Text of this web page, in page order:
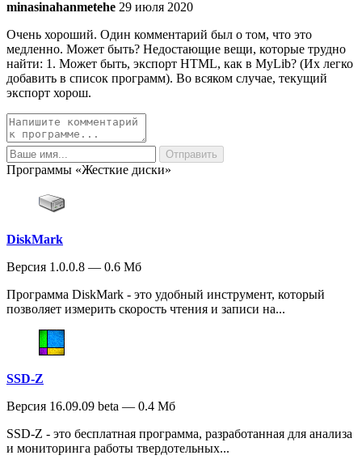
minasinahanmetehe 29 июля 2020
Очень хороший. Один комментарий был о том, что это
медленно. Может быть? Недостающие вещи, которые трудно
найти: 1. Может быть, экспорт HTML, как в MyLib? (Их легко
добавить в список программ). Во всяком случае, текущий
экспорт хорош.
Программы «Жесткие диски»
DiskMark
Версия 1.0.0.8 — 0.6 Мб
Программа DiskMark - это удобный инструмент, который
позволяет измерить скорость чтения и записи на...
SSD-Z
Версия 16.09.09 beta — 0.4 Мб
SSD-Z - это бесплатная программа, разработанная для анализа
и мониторинга работы твердотельных...